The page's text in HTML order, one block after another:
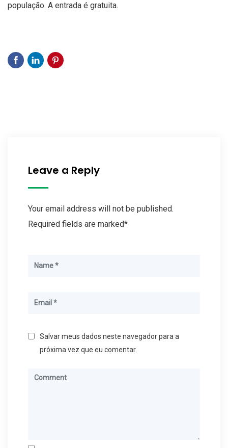
população. A entrada é gratuita.
Leave a Reply
Your email address will not be published.
Required fields are marked*
Salvar meus dados neste navegador para a
próxima vez que eu comentar.